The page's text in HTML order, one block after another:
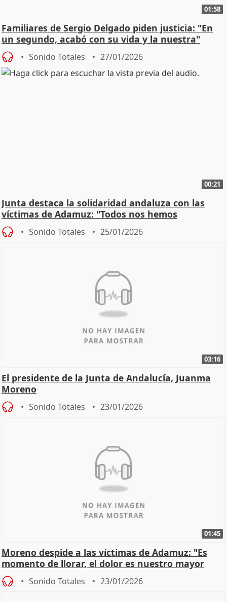
01:58
Familiares de Sergio Delgado piden justicia: "En
un segundo, acabó con su vida y la nuestra"
Sonido Totales 27/01/2026
00:21
Junta destaca la solidaridad andaluza con las
víctimas de Adamuz: "Todos nos hemos
implicado"
Sonido Totales 25/01/2026
03:16
El presidente de la Junta de Andalucía, Juanma
Moreno
Sonido Totales 23/01/2026
01:45
Moreno despide a las víctimas de Adamuz: "Es
momento de llorar, el dolor es nuestro mayor
homenaje"
Sonido Totales 23/01/2026